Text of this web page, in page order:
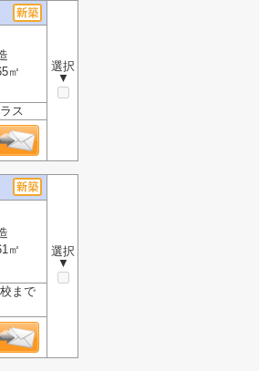
選択
▼
㎡
ス
選択
▼
㎡
まで